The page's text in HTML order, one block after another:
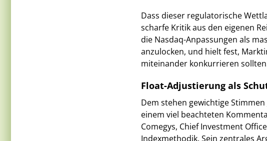
Dass dieser regulatorische
scharfe Kritik aus den eigenen
die Nasdaq-Anpassungen als
anzulocken, und hielt fest,
miteinander konkurrieren
Float-Adjustierung als
Dem stehen gewichtige
einem viel beachteten
Comegys, Chief Investment
Indexmethodik. Sein zentrales